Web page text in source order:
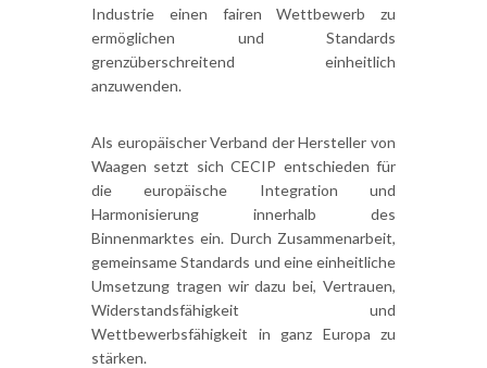
Industrie einen fairen Wettbewerb zu
ermöglichen und Standards
grenzüberschreitend einheitlich
anzuwenden.
Als europäischer Verband der Hersteller von
Waagen setzt sich CECIP entschieden für
die europäische Integration und
Harmonisierung innerhalb des
Binnenmarktes ein. Durch Zusammenarbeit,
gemeinsame Standards und eine einheitliche
Umsetzung tragen wir dazu bei, Vertrauen,
Widerstandsfähigkeit und
Wettbewerbsfähigkeit in ganz Europa zu
stärken.